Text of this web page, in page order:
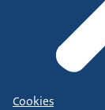
Cookies